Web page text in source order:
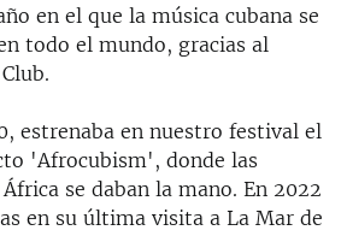
en el que la música cubana se
todo el mundo, gracias al
estrenaba en nuestro festival el
'Afrocubism', donde las
se daban la mano. En 2022
en su última visita a La Mar de